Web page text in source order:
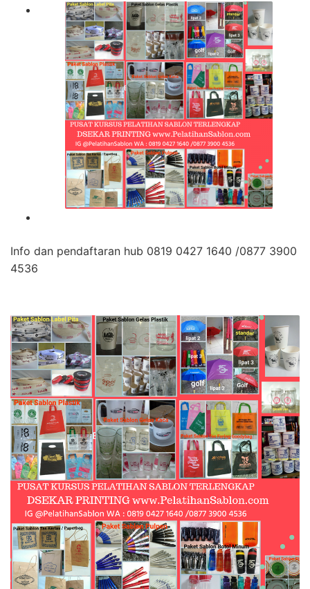
Info dan pendaftaran hub 0819 0427 1640 /0877 3900
4536